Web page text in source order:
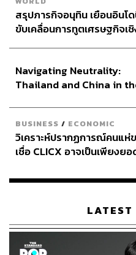
สรุปภารกิจอนุทิน เยือนอินโ
ขับเคลื่อนการทูตเศรษฐกิจเ
Navigating Neutrality:
Thailand and China in
BUSINESS / ECONOMIC
วิเคราะห์ปรากฏการณ์คนแห่
เชื่อ CLICX อาจเป็นเพียงย
เรือนไทยที่ถูกซุกไว้
LATEST